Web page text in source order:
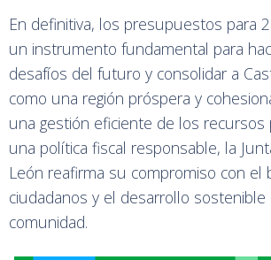
En definitiva, los presupuestos para
un instrumento fundamental para
desafíos del futuro y consolidar a
como una región próspera y
una gestión eficiente de los recursos
una política fiscal responsable, la
León reafirma su compromiso con el
ciudadanos y el desarrollo sostenible
comunidad.